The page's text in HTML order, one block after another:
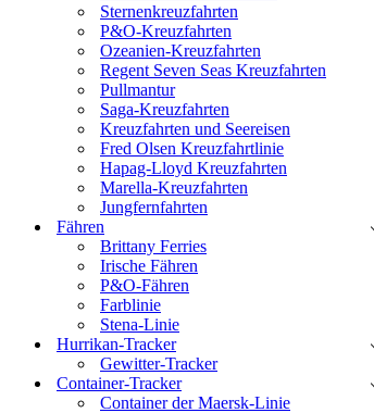
Sternenkreuzfahrten
P&O-Kreuzfahrten
Ozeanien-Kreuzfahrten
Regent Seven Seas Kreuzfahrten
Pullmantur
Saga-Kreuzfahrten
Kreuzfahrten und Seereisen
Fred Olsen Kreuzfahrtlinie
Hapag-Lloyd Kreuzfahrten
Marella-Kreuzfahrten
Jungfernfahrten
Fähren
Brittany Ferries
Irische Fähren
P&O-Fähren
Farblinie
Stena-Linie
Hurrikan-Tracker
Gewitter-Tracker
Container-Tracker
Container der Maersk-Linie